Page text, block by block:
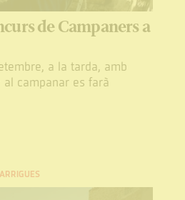
de Campaners a
a la tarda, amb
campanar es farà